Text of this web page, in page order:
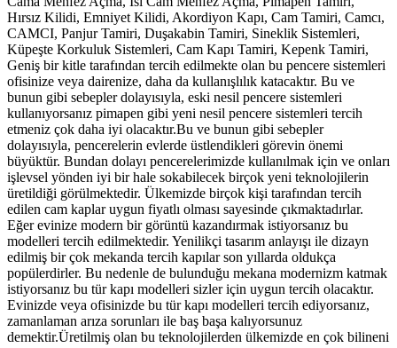
Hırsız Kilidi, Emniyet Kilidi, Akordiyon Kapı, Cam Tamiri, Camcı,
CAMCI, Panjur Tamiri, Duşakabin Tamiri, Sineklik Sistemleri,
Küpeşte Korkuluk Sistemleri, Cam Kapı Tamiri, Kepenk Tamiri,
Geniş bir kitle tarafından tercih edilmekte olan bu pencere sistemleri
ofisinize veya dairenize, daha da kullanışlılık katacaktır. Bu ve
bunun gibi sebepler dolayısıyla, eski nesil pencere sistemleri
kullanıyorsanız pimapen gibi yeni nesil pencere sistemleri tercih
etmeniz çok daha iyi olacaktır.Bu ve bunun gibi sebepler
dolayısıyla, pencerelerin evlerde üstlendikleri görevin önemi
büyüktür. Bundan dolayı pencerelerimizde kullanılmak için ve onları
işlevsel yönden iyi bir hale sokabilecek birçok yeni teknolojilerin
üretildiği görülmektedir. Ülkemizde birçok kişi tarafından tercih
edilen cam kaplar uygun fiyatlı olması sayesinde çıkmaktadırlar.
Eğer evinize modern bir görüntü kazandırmak istiyorsanız bu
modelleri tercih edilmektedir. Yenilikçi tasarım anlayışı ile dizayn
edilmiş bir çok mekanda tercih kapılar son yıllarda oldukça
popülerdirler. Bu nedenle de bulunduğu mekana modernizm katmak
istiyorsanız bu tür kapı modelleri sizler için uygun tercih olacaktır.
Evinizde veya ofisinizde bu tür kapı modelleri tercih ediyorsanız,
zamanlaman arıza sorunları ile baş başa kalıyorsunuz
demektir.Üretilmiş olan bu teknolojilerden ülkemizde en çok bilineni